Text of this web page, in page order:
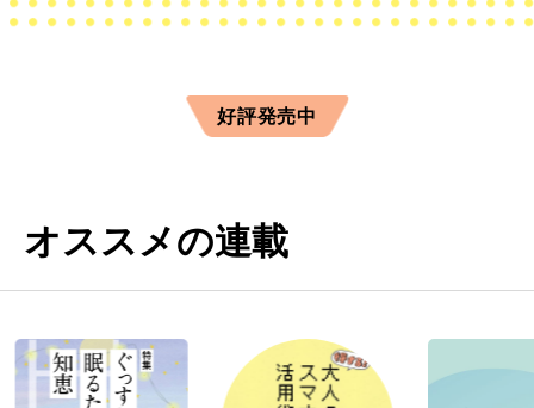
好評発売中
オススメの連載